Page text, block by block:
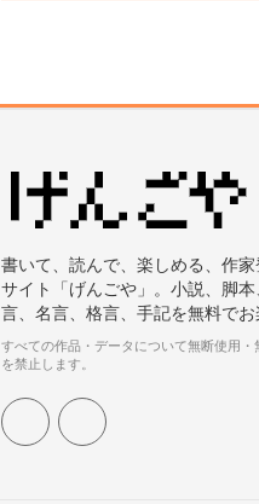
書いて、読んで、楽しめる、作
サイト「げんごや」。小説、脚
言、名言、格言、手記を無料でお
すべての作品・データについて無断使用・
を禁止します。